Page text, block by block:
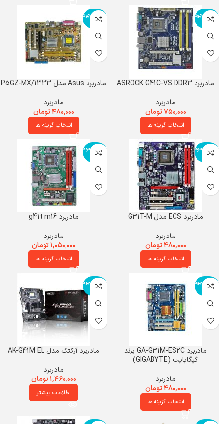
اتمام موجود
ی
مادربرد ASROCK G41C-VS DDR3
مادربرد
۷۵۰,۰۰۰تومان
انتخاب گزینه ها
اتمام موجود
ی
مادربرد Asus مدل P5GZ-MX/1333
مادربرد
۴۸۰,۰۰۰تومان
انتخاب گزینه ها
اتمام موجود
ی
مادربرد ECS مدل G31T-M
مادربرد
۴۸۰,۰۰۰تومان
انتخاب گزینه ها
اتمام موجود
ی
مادربرد g41t m16
مادربرد
۱,۰۵۰,۰۰۰تومان
انتخاب گزینه ها
اتمام موجود
ی
مادربرد GA-G31M-ES2C برند
گیگابایت (GIGABYTE)
مادربرد
۴۸۰,۰۰۰تومان
انتخاب گزینه ها
اتمام موجود
ی
مادربرد آرکتک مدل AK-G41M EL
مادربرد
۱,۴۶۰,۰۰۰تومان
اطلاعات بیشتر